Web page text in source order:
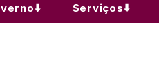
Serviços⬇️